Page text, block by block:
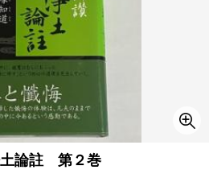
論註 第２巻